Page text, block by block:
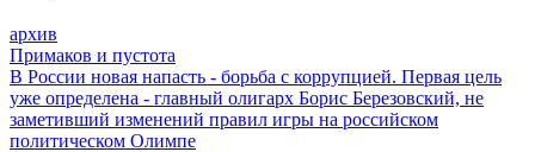
архив
Примаков и пустота
В России новая напасть - борьба с коррупцией. Первая цель
уже определена - главный олигарх Борис Березовский, не
заметивший изменений правил игры на российском
политическом Олимпе